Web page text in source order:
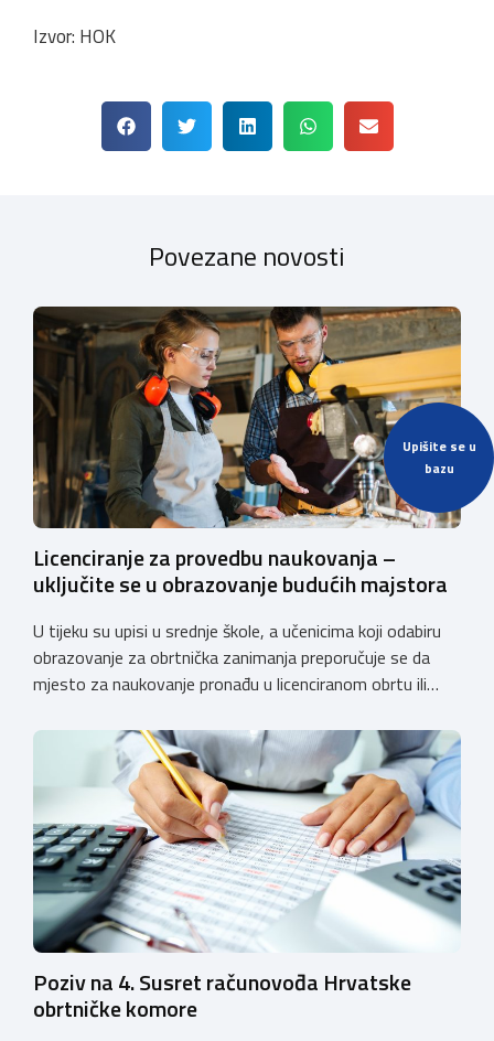
Upišite se u
bazu
Izvor: HOK
Povezane novosti
Licenciranje za provedbu naukovanja –
uključite se u obrazovanje budućih majstora
U tijeku su upisi u srednje škole, a učenicima koji odabiru
obrazovanje za obrtnička zanimanja preporučuje se da
mjesto za naukovanje pronađu u licenciranom obrtu ili
koji još nemaju licenciju da pokrenu postupak
licenciranja kako bi budućim učenicima omogućili
kvalitetno i sigurno stjecanje praktičnih znanja, a
istodobno ulagali u razvoj […]
Poziv na 4. Susret računovođa Hrvatske
obrtničke komore